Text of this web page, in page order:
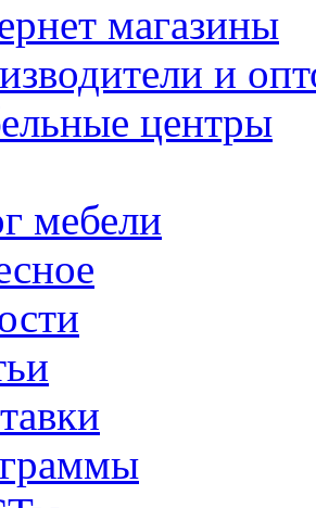
магазины
и
центры
мебели